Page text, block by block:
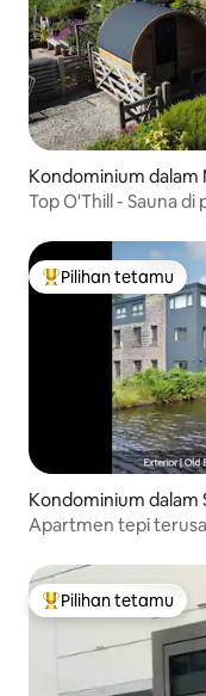
Kondominium dalam
Top O'Thill - Sauna
Pilihan utama
Pilihan tetamu
Kondominium dalam
Apartmen tepi
Pilihan utama
Pilihan tetamu